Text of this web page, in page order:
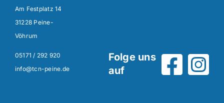
Am Festplatz 14
31228 Peine-
Vöhrum
05171 / 292 920
info@tcn-peine.de
Folge uns
auf